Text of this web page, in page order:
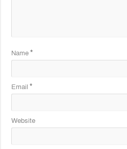
Name*
Email*
Website